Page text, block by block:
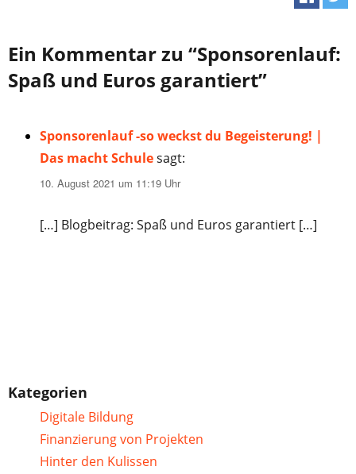
Ein Kommentar zu “Sponsorenlauf:
Spaß und Euros garantiert”
Sponsorenlauf -so weckst du Begeisterung! |
Das macht Schulesagt:
10. August 2021 um 11:19 Uhr
[…] Blogbeitrag: Spaß und Euros garantiert […]
Kategorien
Digitale Bildung
Finanzierung von Projekten
Hinter den Kulissen